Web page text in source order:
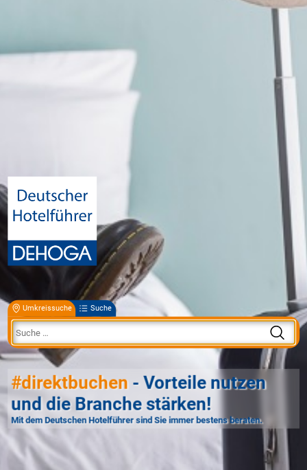
Umkreissuche Suche
#direktbuchen - Vorteile nutzen
und die Branche stärken!
Mit dem Deutschen Hotelführer sind Sie immer bestens beraten.